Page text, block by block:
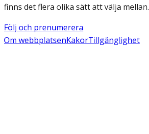
finns det flera olika sätt att välja mellan.
Följ och prenumerera
Om webbplatsenKakorTillgänglighet